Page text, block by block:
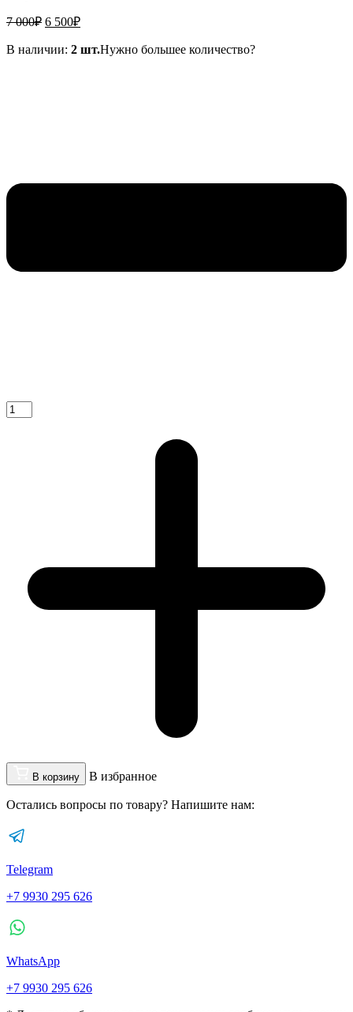
7 000₽ Первоначальная
составляла
6 500₽Текущая
6
В наличии: 2 шт.Нужно большее количество?
В корзину В избранное
Остались вопросы по товару? Напишите нам:
Telegram
+7 9930 295 626
WhatsApp
+7 9930 295 626